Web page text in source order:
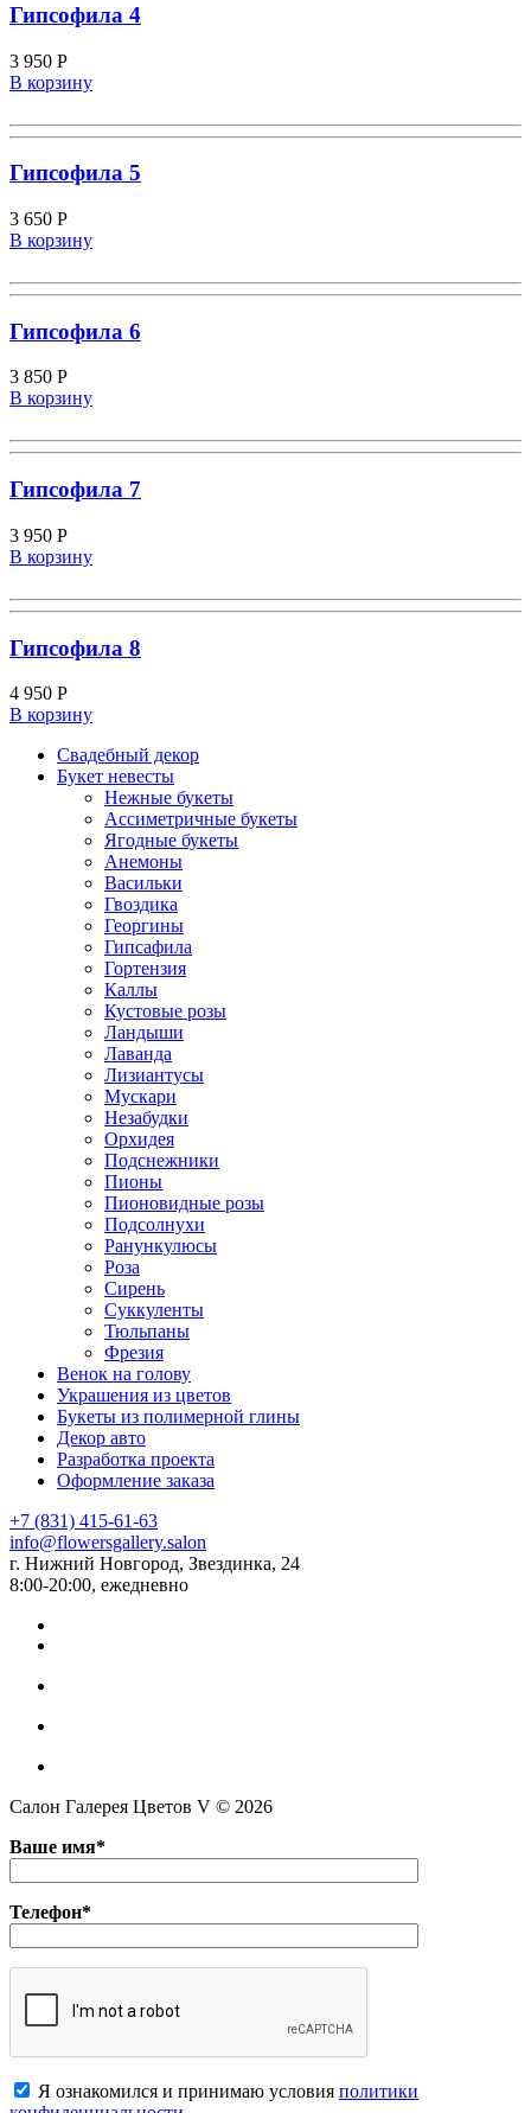
Гипсофила 4
3 950 Р
В корзину
Гипсофила 5
3 650 Р
В корзину
Гипсофила 6
3 850 Р
В корзину
Гипсофила 7
3 950 Р
В корзину
Гипсофила 8
4 950 Р
В корзину
Свадебный декор
Букет невесты
Нежные букеты
Ассиметричные букеты
Ягодные букеты
Анемоны
Васильки
Гвоздика
Георгины
Гипсафила
Гортензия
Каллы
Кустовые розы
Ландыши
Лаванда
Лизиантусы
Мускари
Незабудки
Орхидея
Подснежники
Пионы
Пионовидные розы
Подсолнухи
Ранункулюсы
Роза
Сирень
Суккуленты
Тюльпаны
Фрезия
Венок на голову
Украшения из цветов
Букеты из полимерной глины
Декор авто
Разработка проекта
Оформление заказа
+7 (831) 415-61-63
info@flowersgallery.salon
г. Нижний Новгород, Звездинка, 24
8:00-20:00, ежедневно
Салон Галерея Цветов V © 2026
Ваше имя*
Телефон*
Я ознакомился и принимаю условия политики